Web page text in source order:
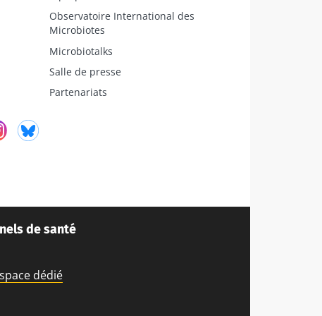
Instagram
Observatoire International des
Microbiotes
Microbiotalks
Salle de presse
Partenariats
de santé
dédié